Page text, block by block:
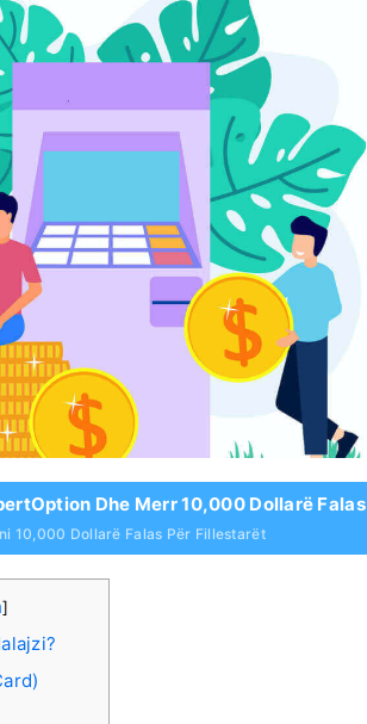
Dhe Merr 10,000 Dollarë Falas
10,000 Dollarë Falas Për Fillestarët
]